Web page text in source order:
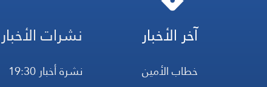
آخر الأخبار
خطاب الأمين
نشرات الأخبار
نشرة أخبار 19:30